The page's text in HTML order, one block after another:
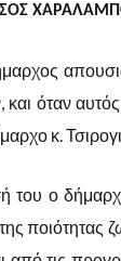
όταν
κ.
του ο
ποιότητας